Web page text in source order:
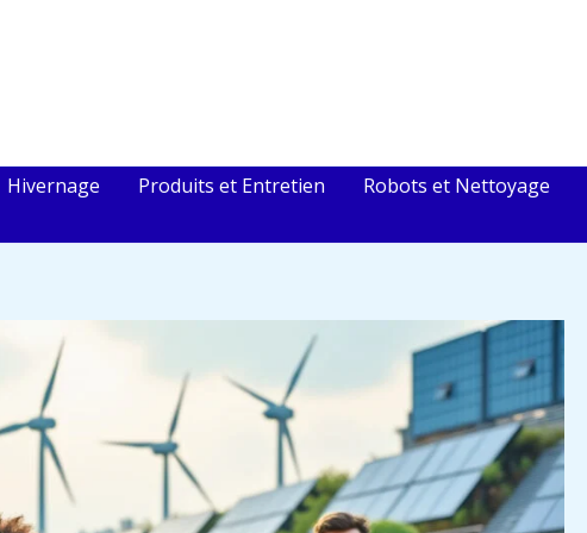
Hivernage Produits et Entretien Robots et Nettoyage